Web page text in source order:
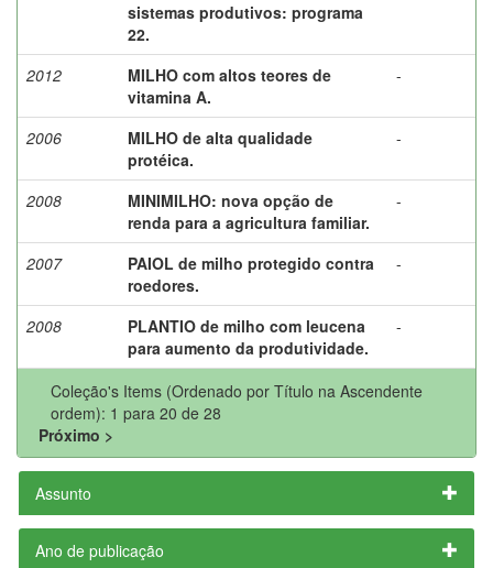
sistemas produtivos: programa
22.
2012
MILHO com altos teores de
vitamina A.
-
2006
MILHO de alta qualidade
protéica.
-
2008
MINIMILHO: nova opção de
renda para a agricultura familiar.
-
2007
PAIOL de milho protegido contra
roedores.
-
2008
PLANTIO de milho com leucena
para aumento da produtividade.
-
Coleção's Items (Ordenado por Título na Ascendente
ordem): 1 para 20 de 28
Próximo >
Assunto
Ano de publicação